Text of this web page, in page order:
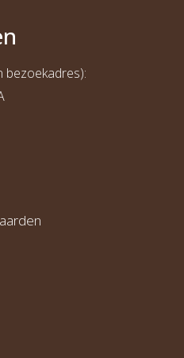
bezoekadres):